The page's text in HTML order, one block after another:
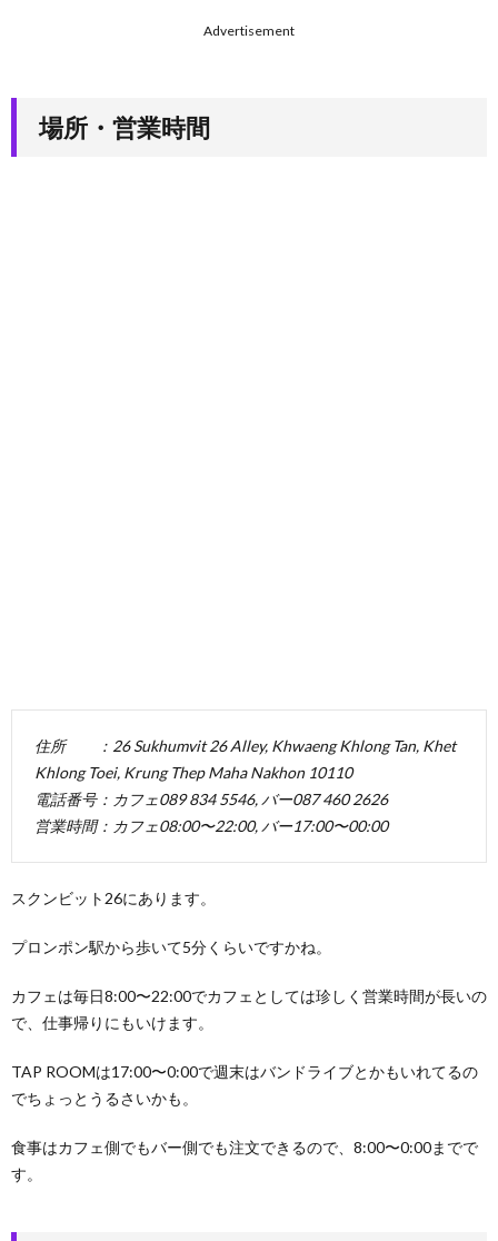
Advertisement
場所・営業時間
住所 ：26 Sukhumvit 26 Alley, Khwaeng Khlong Tan, Khet
Khlong Toei, Krung Thep Maha Nakhon 10110
電話番号：カフェ089 834 5546, バー087 460 2626
営業時間：カフェ08:00〜22:00, バー17:00〜00:00
スクンビット26にあります。
プロンポン駅から歩いて5分くらいですかね。
カフェは毎日8:00〜22:00でカフェとしては珍しく営業時間が長いの
で、仕事帰りにもいけます。
TAP ROOMは17:00〜0:00で週末はバンドライブとかもいれてるの
でちょっとうるさいかも。
食事はカフェ側でもバー側でも注文できるので、8:00〜0:00までで
す。